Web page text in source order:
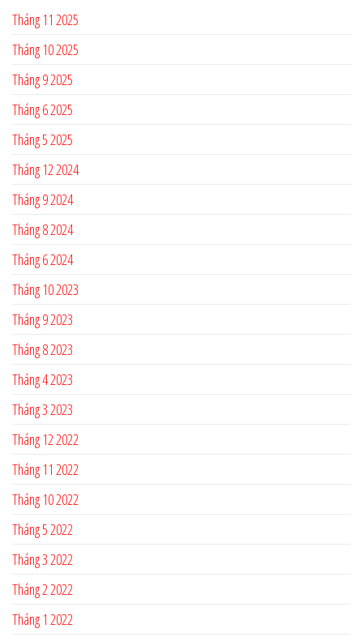
Tháng 11 2025
Tháng 10 2025
Tháng 9 2025
Tháng 6 2025
Tháng 5 2025
Tháng 12 2024
Tháng 9 2024
Tháng 8 2024
Tháng 6 2024
Tháng 10 2023
Tháng 9 2023
Tháng 8 2023
Tháng 4 2023
Tháng 3 2023
Tháng 12 2022
Tháng 11 2022
Tháng 10 2022
Tháng 5 2022
Tháng 3 2022
Tháng 2 2022
Tháng 1 2022